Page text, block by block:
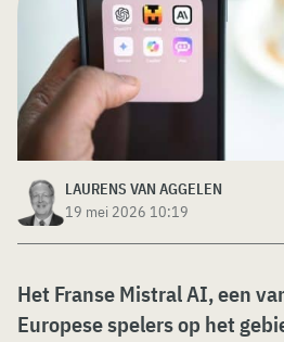
LAURENS VAN AGGELEN
19 mei 2026 10:19
Het Franse Mistral AI, een
Europese spelers op het